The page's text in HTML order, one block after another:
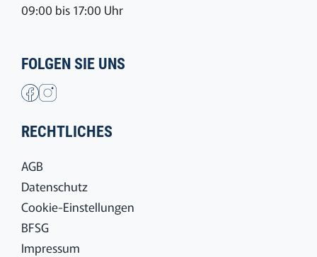
09:00 bis 17:00 Uhr
FOLGEN SIE UNS
RECHTLICHES
AGB
Datenschutz
Cookie-Einstellungen
BFSG
Impressum